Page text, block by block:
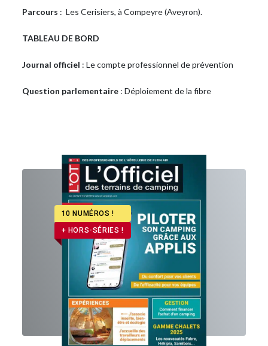
Parcours : Les Cerisiers, à Compeyre (Aveyron).
TABLEAU DE BORD
Journal officiel : Le compte professionnel de prévention
Question parlementaire : Déploiement de la fibre
10 NUMÉROS !
+ HORS-SÉRIES !